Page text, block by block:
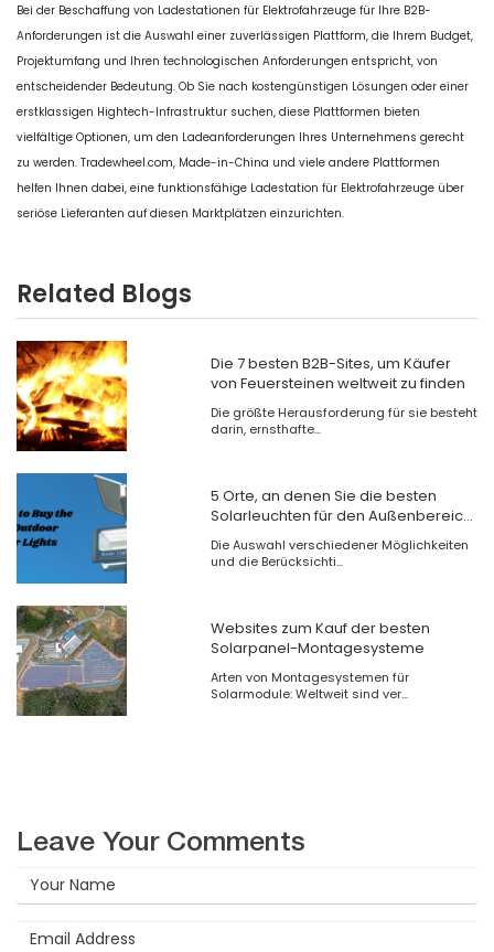
Bei der Beschaffung von Ladestationen für Elektrofahrzeuge für Ihre B2B-
Anforderungen ist die Auswahl einer zuverlässigen Plattform, die Ihrem Budget,
Projektumfang und Ihren technologischen Anforderungen entspricht, von
entscheidender Bedeutung. Ob Sie nach kostengünstigen Lösungen oder einer
erstklassigen Hightech-Infrastruktur suchen, diese Plattformen bieten
vielfältige Optionen, um den Ladeanforderungen Ihres Unternehmens gerecht
zu werden. Tradewheel.com, Made-in-China und viele andere Plattformen
helfen Ihnen dabei, eine funktionsfähige Ladestation für Elektrofahrzeuge über
seriöse Lieferanten auf diesen Marktplätzen einzurichten.
Related Blogs
Die 7 besten B2B-Sites, um Käufer
von Feuersteinen weltweit zu finden
Die größte Herausforderung für sie besteht
darin, ernsthafte...
5 Orte, an denen Sie die besten
Solarleuchten für den Außenbereich
Die Auswahl verschiedener Möglichkeiten
und die Berücksichti...
Websites zum Kauf der besten
Solarpanel-Montagesysteme
Arten von Montagesystemen für
Solarmodule: Weltweit sind ver...
Leave Your Comments